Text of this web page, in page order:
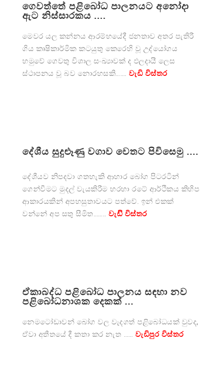
ගෙවත්තේ පළිබෝධ පාලනයට අනෝදා
ඇට නිස්සාරකය ....
මෙවර යල කන්නය ආරම්භයේදී ජනතාව අතර පැතිරී
ගිය කෘෂිකාර්මික කටයුතු කෙරෙහි වූ උද්යෝගය
හමුවේ ගෙවතු විශාල සංඛ්‍යාවක් ද ඵලදායී ලෙස
ස්ථාපනය වූ බව නොරහසකි……. වැඩි විස්තර
දේශීය සුදුළූණු වගාව වෙතට පිවිසෙමු ....
දේශීයව නිපදවා ගතහැකි ආහාර බෝග පිටරටින්
ගෙන්වීමට මුදල් වැයකිරීම හරහා රටේ ආර්ථිකය කිහිප
ආකාරයකින් අපහසුතාවයට පත්වේ. ඉන් එකක්
වන්නේ අප සතු සීමිත…….. වැඩිි විස්තර
ඒකාබද්ධ පළිබෝධ පාලනය සඳහා නව
පළිබෝධනාශක දෙකක් ...
නෙමටෝඩාවන් බෝග වල වැදගත් පළිබෝධයක් වුවද,
ඒවා අතීතයේ දී කතා කර නැත …… වැඩිපුර විස්තර